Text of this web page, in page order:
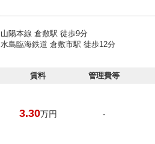
山陽本線 倉敷駅 徒歩9分
水島臨海鉄道 倉敷市駅 徒歩12分
賃料 管理費等
3.30万円 -